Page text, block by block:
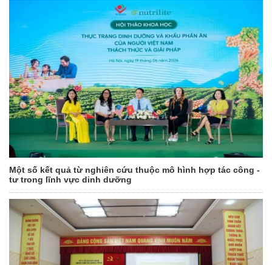
Một số kết quả từ nghiên cứu thuộc mô hình hợp tác công -
tư trong lĩnh vực dinh dưỡng